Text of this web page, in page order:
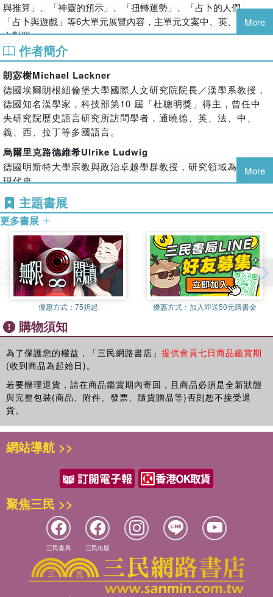
與推算」、「神靈的預示」、「扭轉運勢」、「占卜的人們」、
「占卜與遊戲」等6大單元展覽內容，主單元文案中、英、德文全
文對照。
★由3位東西方占卜研究權威學者及研究策展人共同撰寫專文，內
容分別介紹東西方的預知法門、歐洲占卜簡史、以及展覽導讀等，
全文中英對照。
★獨家收錄幕後工作集錦及展場精彩照片19張，同場加映線上收聽
詼諧逗趣的〈卜卦調〉及唸歌〈問卜〉，掃描QR code還可連結中
研院網站觀看殷商甲骨文物之3D掃描模型。
對於未來動向的預測，與命運本質的探索，從過去到現在，始終是
不同文明社會感興趣的課題。不管是西方的歐洲、或東亞的臺灣，
運用自然與超自然力量推算未來的方法—占卜，發展成為歐洲及臺
灣的民俗文化。本書呈現「算×命：歐洲與臺灣的占卜特展」的精
用哪些方法與技術預測未來？又如何趨吉避凶？對於占卜與命運，
占算者與問卜者是如何看待？藉由文物展現東西方占卜的文化觀與
More
作者簡介
朗宓榭Michael Lackner
德國埃爾朗根紐倫堡大學國際人文研究院院長／漢學系教授，
德國知名漢學家，科技部第10 屆「杜聰明獎」得主，曾任中
央研究院歷史語言研究所訪問學者，通曉德、英、法、中、
義、西、拉丁等多國語言。
烏爾里克路德維希Ulrike Ludwig
德國明斯特大學宗教與政治卓越學群教授，研究領域為早期與
現代史。
祝平一
中央研究院歷史語言研究所研究員，研究領域為中西交通史、
科技史。
張淑卿
國立臺灣歷史博物館助理研究員，「算×命：歐洲與臺灣的占
卜特展」研究策展人。
More
主題書展
更多書展
優惠方式： 75折起 優惠方式： 加入即送50元購書金
購物須知
為了保護您的權益，「三民網路書店」 提供會員七日商品鑑賞期
(收到商品為起始日)。
若要辦理退貨，請在商品鑑賞期內寄回，且商品必須是全新狀態
與完整包裝(商品、附件、發票、隨貨贈品等)否則恕不接受退
貨。
網站導航 >>
聚焦三民 >>
三民書局 三民出版